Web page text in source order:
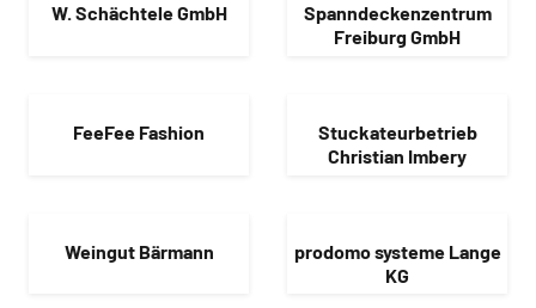
W. Schächtele GmbH
Spanndeckenzentrum
Freiburg GmbH
FeeFee Fashion
Stuckateurbetrieb
Christian Imbery
Weingut Bärmann
prodomo systeme Lange
KG